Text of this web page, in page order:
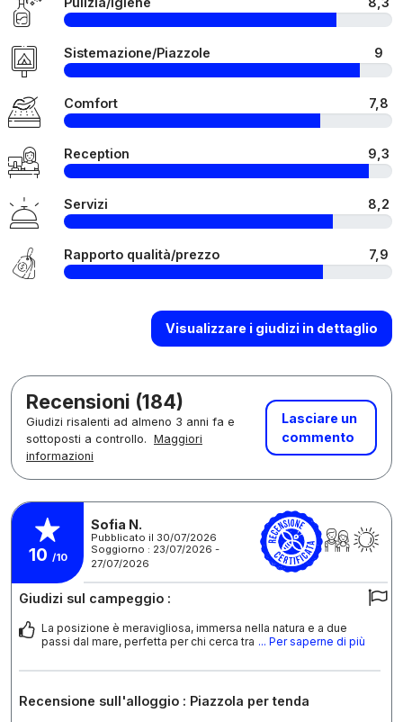
Sistemazione/Piazzole 9
Comfort 7,8
Reception 9,3
Servizi 8,2
Rapporto qualità/prezzo 7,9
Visualizzare i giudizi in dettaglio
Recensioni (184)
Giudizi risalenti ad almeno 3 anni fa e
sottoposti a controllo. Maggiori
informazioni
Lasciare un
commento
10 /10
Sofia N.
Pubblicato il 30/07/2026
Soggiorno : 23/07/2026 -
27/07/2026
Giudizi sul campeggio :
La posizione è meravigliosa, immersa nella natura e a due
passi dal mare, perfetta per chi cerca tra ... Per saperne di più
Recensione sull'alloggio : Piazzola per tenda